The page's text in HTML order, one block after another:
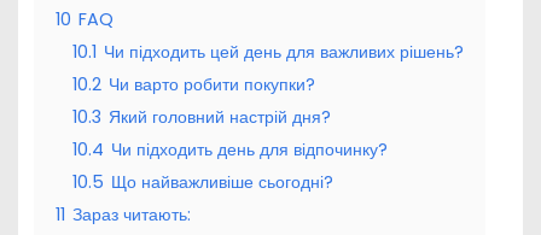
10 FAQ
10.1 Чи підходить цей день для важливих рішень?
10.2 Чи варто робити покупки?
10.3 Який головний настрій дня?
10.4 Чи підходить день для відпочинку?
10.5 Що найважливіше сьогодні?
11 Зараз читають: